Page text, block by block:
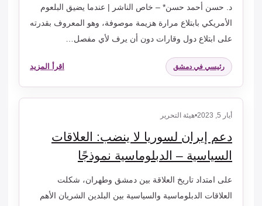
د. حسن أحمد حسن* – خاص الناشر | عندما يضيق البلعوم
الأمريكي بابتلاع مرارة هزيمة موصوفة، وهو المعروف بقدرته
على ابتلاع دول وقارات دون أن يرف لأي مفصل…
رئيسي في دمشق اقرأ المزيد
أيار 5, 2023 •هيئة التحرير
دعم إيران لسوريا لا ينضب: العلاقات
السياسية – الدبلوماسية نموذجًا
على امتداد تاريخ العلاقة بين دمشق وطهران، شكلت
العلاقات الدبلوماسية والسياسية بين البلدين الشريان الأهم